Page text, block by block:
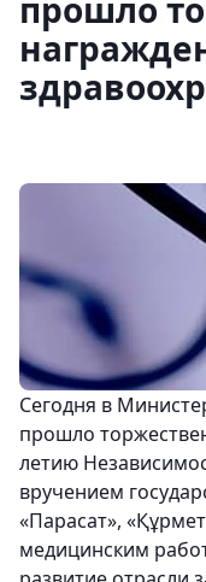
прошло
Сегодня в
прошло
летию
вручением
«Парасат»,
медицинским